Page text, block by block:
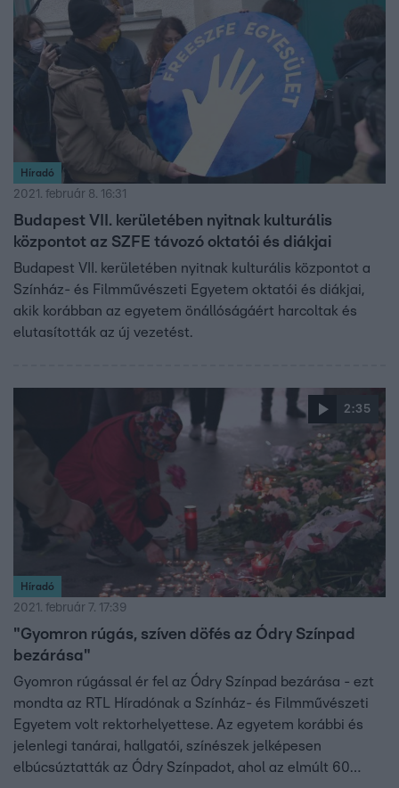
bérleti jogot.
Híradó
2021. február 8. 16:31
Budapest VII. kerületében nyitnak kulturális
központot az SZFE távozó oktatói és diákjai
Budapest VII. kerületében nyitnak kulturális központot a
Színház- és Filmművészeti Egyetem oktatói és diákjai,
akik korábban az egyetem önállóságáért harcoltak és
elutasították az új vezetést.
2:35
Híradó
2021. február 7. 17:39
"Gyomron rúgás, szíven döfés az Ódry Színpad
bezárása"
Gyomron rúgással ér fel az Ódry Színpad bezárása - ezt
mondta az RTL Híradónak a Színház- és Filmművészeti
Egyetem volt rektorhelyettese. Az egyetem korábbi és
jelenlegi tanárai, hallgatói, színészek jelképesen
elbúcsúztatták az Ódry Színpadot, ahol az elmúlt 60